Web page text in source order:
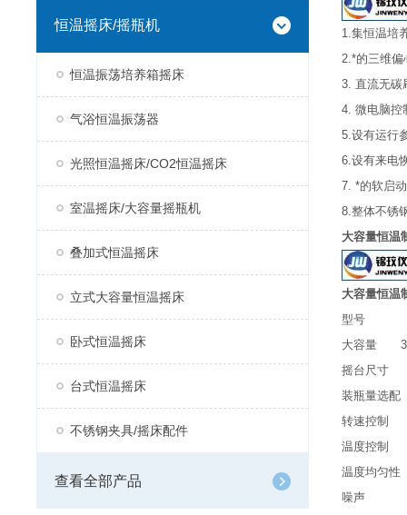
恒温摇床/摇瓶机
恒温振荡培养箱摇床
气浴恒温振荡器
光照恒温摇床/CO2恒温摇床
室温摇床/大容量摇瓶机
叠加式恒温摇床
立式大容量恒温摇床
卧式恒温摇床
台式恒温摇床
不锈钢夹具/摇床配件
查看全部产品
1.集恒温培
2.*的三维偏
3. 直流无碳
4. 微电脑控
5.设有运行
6.设有来电
7. *的软启
8.整体不锈
大容量恒温
大容量恒温
型号
大容量
摇台尺寸
装瓶量选配
转速控制
温度控制
温度均匀
噪声